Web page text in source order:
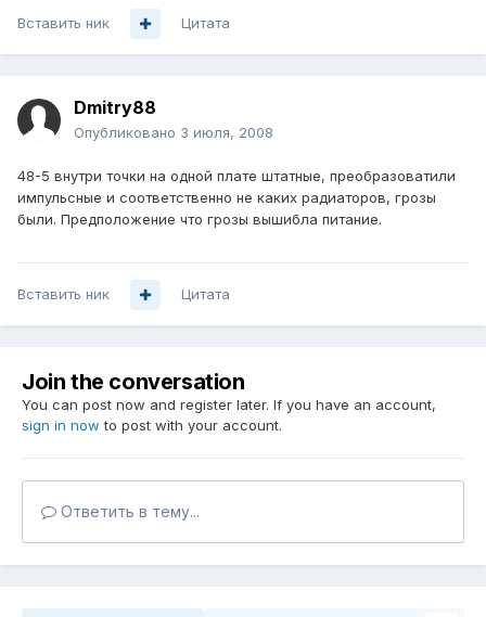
Вставить ник Цитата
Dmitry88
Опубликовано 3 июля, 2008
48-5 внутри точки на одной плате штатные, преобразоватили
импульсные и соответственно не каких радиаторов, грозы
были. Предположение что грозы вышибла питание.
Вставить ник Цитата
Join the conversation
You can post now and register later. If you have an account,
sign in now to post with your account.
Ответить в тему...